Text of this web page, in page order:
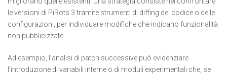
le versioni di PiRots 3 tramite strumenti di diffing del codice o delle
configurazioni, per individuare modifiche che indicano funzionalità
non pubblicizzate.
Ad esempio, l’analisi di patch successive può evidenziare
l’introduzione di variabili interne o di moduli experimentali che, se